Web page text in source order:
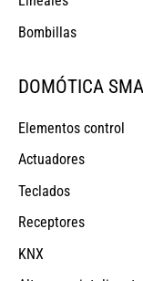
Bombillas
DOMÓTICA
Elementos control
Actuadores
Teclados
Receptores
KNX